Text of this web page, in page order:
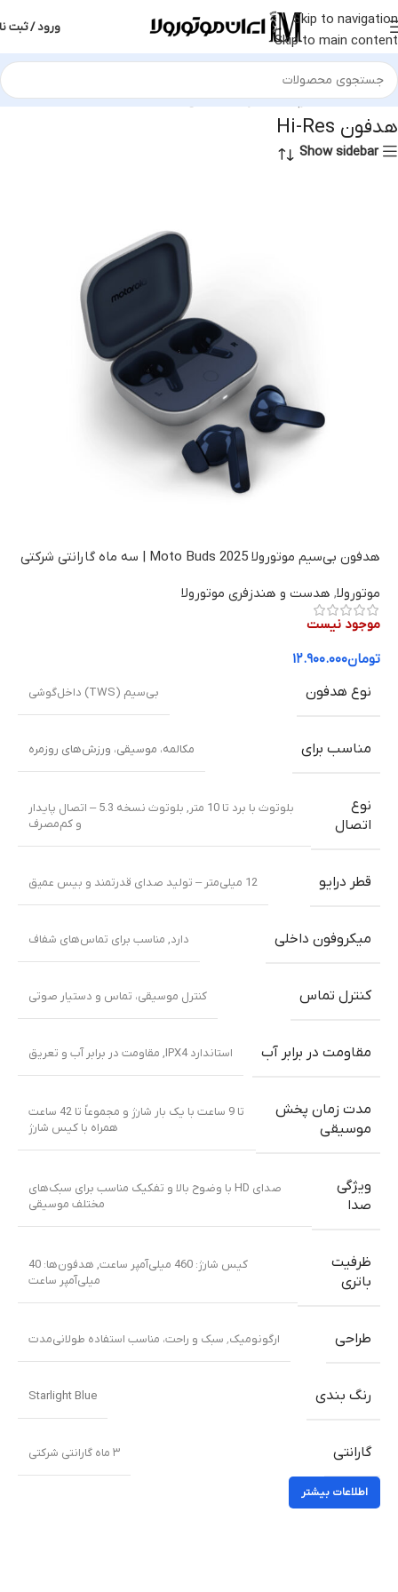
Skip to navigation
Skip to main content
ورود / ثبت
خانه محصولات برچسب خورده “هدفون Hi-Res”
هدفون Hi-Res
Show sidebar
هدفون بی‌سیم موتورولا Moto Buds 2025 | سه ماه گارانتی شرکتی
موتورولا, هدست و هندزفری موتورولا
موجود نیست
تومان۱۲.۹۰۰.۰۰۰
نوع هدفون
بی‌سیم (TWS) داخل‌گوشی
مناسب برای مکالمه، موسیقی، ورزش‌های روزمره
نوع
اتصال
بلوتوث با برد تا 10 متر ,
بلوتوث نسخه 5.3 – اتصال پایدار
و کم‌مصرف
قطر درایو 12 میلی‌متر – تولید صدای قدرتمند و بیس عمیق
میکروفون داخلی دارد, مناسب برای تماس‌های شفاف
کنترل تماس کنترل موسیقی، تماس و دستیار صوتی
مقاومت در برابر آب استاندارد IPX4 , مقاومت در برابر آب و تعریق
مدت زمان پخش
موسیقی
تا 9 ساعت با یک بار شارژ و مجموعاً تا 42 ساعت
همراه با کیس شارژ
ویژگی
صدا
صدای HD با وضوح بالا و تفکیک مناسب برای سبک‌های
مختلف موسیقی
ظرفیت
باتری
کیس شارژ: 460 میلی‌آمپر ساعت ,
هدفون‌ها: 40
میلی‌آمپر ساعت
طراحی ارگونومیک٬ سبک و راحت، مناسب استفاده طولانی‌مدت
رنگ بندی Starlight Blue
گارانتی ۳ ماه گارانتی شرکتی
اطلاعات بیشتر